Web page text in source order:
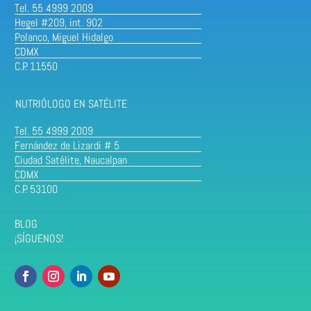
Tel. 55 4999 2009
Hegel #209, int. 902
Polanco, Miguel Hidalgo
CDMX
C.P. 11550
NUTRIÓLOGO EN SATÉLITE
Tel. 55 4999 2009
Fernández de Lizardi # 5
Ciudad Satélite, Naucalpan
CDMX
C.P. 53100
BLOG
¡SÍGUENOS!